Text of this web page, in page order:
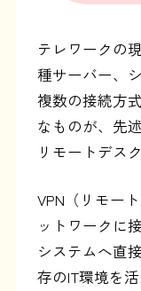
テレワークの
種サーバー、
複数の接続方
なものが、先
リモートデス
VPN（リモー
ットワークに
システムへ直
存のIT環境を